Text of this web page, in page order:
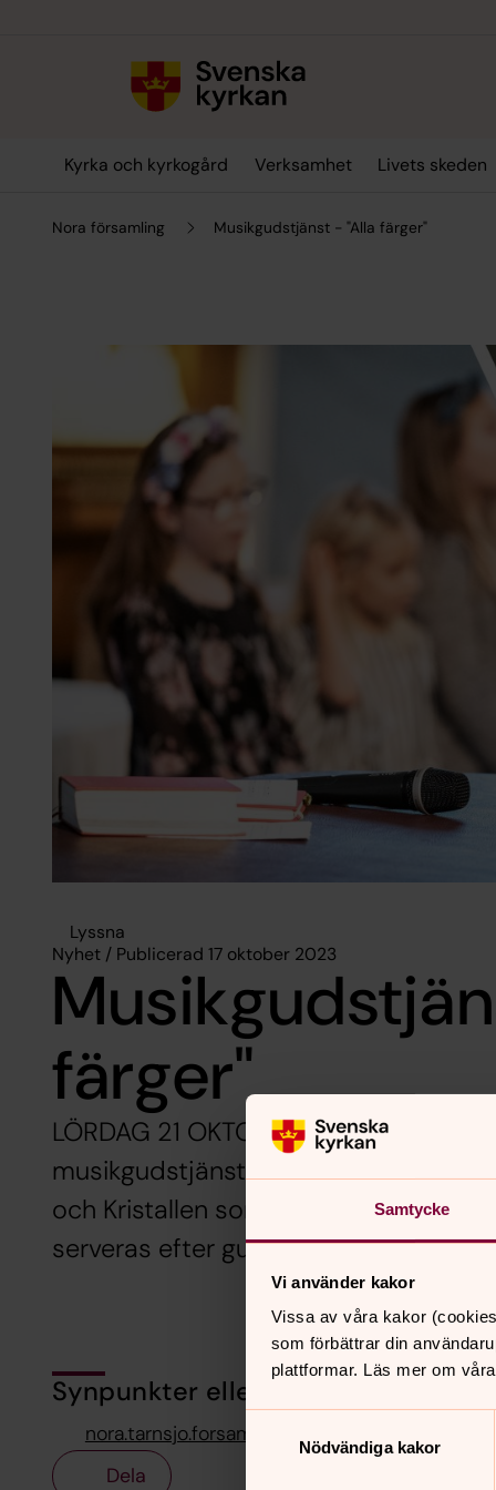
Samtycke
Vi använder kakor
Vissa av våra kakor
som förbättrar din
plattformar. Läs mer om
Nödvändiga kakor
Kyrka och kyrkogård Verksamhet Livets skeden
Nora församling Musikgudstjänst - "Alla färger"
Lyssna
Nyhet / Publicerad 17 oktober 2023
färger"
LÖRDAG 21 OKTOBER 16.00 i Nora
musikgudstjänst med kyrkans barn-
och Kristallen som framför
serveras efter gudstjänsten.
Synpunkter eller frågor på sidans
nora.tarnsjo.forsamling@svenskakyrkan.se
Dela